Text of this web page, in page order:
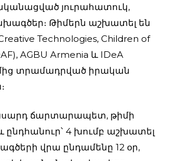
յուրահատուկ,
Թիմերն աշխատել են
Technologies, Children of
AGBU Armenia և IDeA
տրամադրված իրական
ճարտարապետ, թիմի
ընդհանուր՝ 4 խումբ աշխատել
վրա ընդամենը 12 օր,